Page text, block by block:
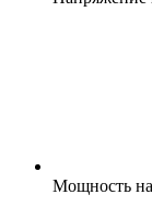
Мощность